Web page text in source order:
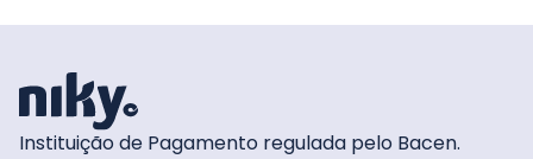
Instituição de Pagamento regulada pelo Bacen.